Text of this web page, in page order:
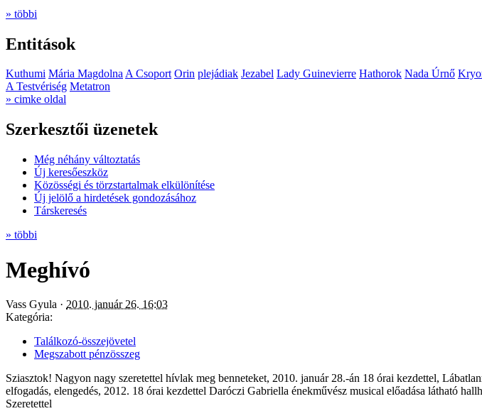
» többi
Entitások
Kuthumi Mária MagdolnaA Csoport Orin plejádiak Jezabel Lady Guinevierre Hathorok Nada Úrnő
A Testvériség Metatron
» cimke oldal
Szerkesztői üzenetek
Még néhány változtatás
Új keresőeszköz
Közösségi és törzstartalmak elkülönítése
Új jelölő a hirdetések gondozásához
Társkeresés
» többi
Meghívó
Vass Gyula · 2010. január 26. 16:03
Kategória:
Találkozó-összejövetel
Megszabott pénzösszeg
Sziasztok! Nagyon nagy szeretettel hívlak meg benneteket, 2010. január 28.-án 18 órai kezdettel,
elfogadás, elengedés, 2012. 18 órai kezdettel Daróczi Gabriella énekművész musical előadása látható
Szeretettel